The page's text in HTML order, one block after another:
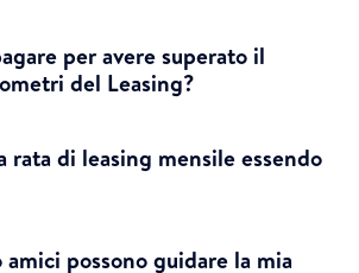
per avere superato il
del Leasing?
rata di leasing mensile essendo
possono guidare la mia